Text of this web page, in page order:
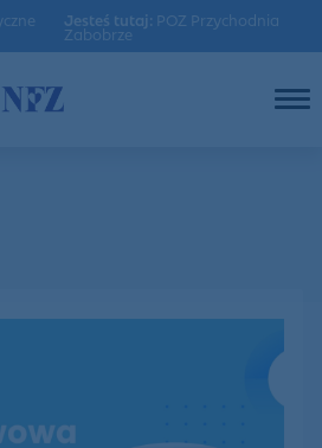
Jesteś tutaj: POZ Przychodnia
Zabobrze